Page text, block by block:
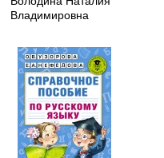
Владимировна